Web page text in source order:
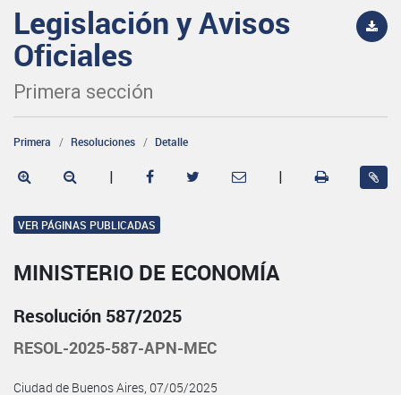
Legislación y Avisos
Oficiales
Primera sección
Primera Resoluciones Detalle
| |
VER PÁGINAS PUBLICADAS
MINISTERIO DE ECONOMÍA
Resolución 587/2025
RESOL-2025-587-APN-MEC
Ciudad de Buenos Aires, 07/05/2025